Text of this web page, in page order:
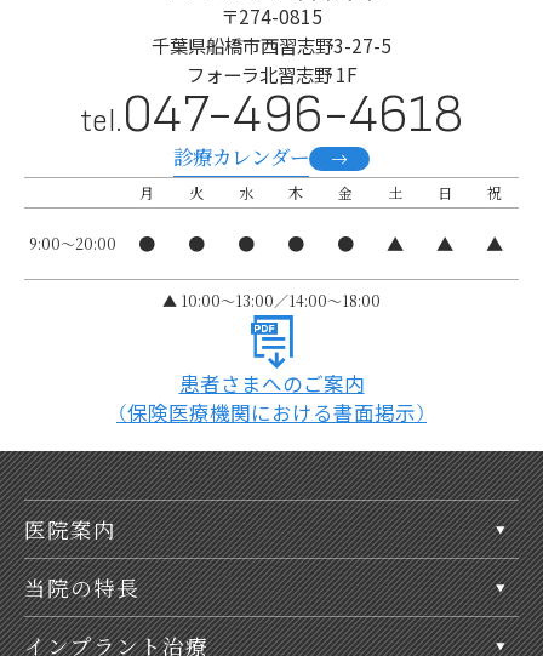
〒274-0815
千葉県船橋市西習志野3-27-5
フォーラ北習志野 1F
tel.047-496-4618
診療カレンダー
月 火 水 木 金 土 日 祝
9:00～20:00 ● ● ● ● ● ▲ ▲ ▲
▲ 10:00〜13:00／14:00～18:00
患者さまへのご案内
（保険医療機関における書面掲示）
医院案内
当院の特長
インプラント治療